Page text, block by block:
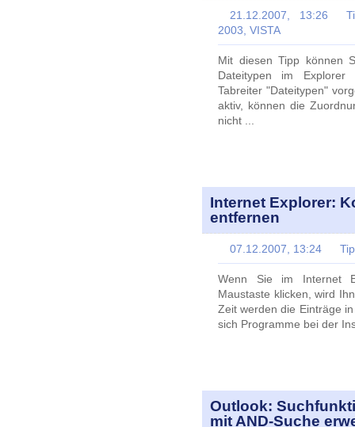
21.12.2007, 13:26
2003, VISTA
Mit diesen Tipp können
Dateitypen im
Tabreiter "Dateitypen"
aktiv, können die
nicht ...
Internet Explorer:
entfernen
07.12.2007, 13:24
Wenn Sie im Internet
Maustaste klicken, wird
Zeit werden die Einträge
sich Programme bei der
Outlook:
mit AND-Suche